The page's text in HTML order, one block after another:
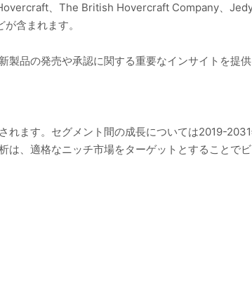
、The British Hovercraft Company、
含まれます。
品の発売や承認に関する重要なインサイトを提供
れます。セグメント間の成長については2019-
、適格なニッチ市場をターゲットとすることで